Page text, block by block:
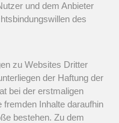
und dem Anbieter
des
zu Websites Dritter
der Haftung der
bei der erstmaligen
fremden Inhalte daraufhin
bestehen. Zu dem